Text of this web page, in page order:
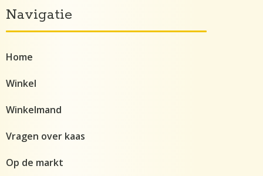
Navigatie
Home
Winkel
Winkelmand
Vragen over kaas
Op de markt